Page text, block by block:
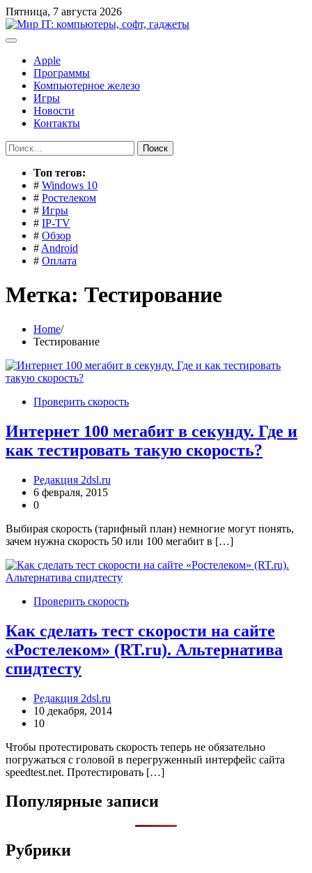
Перейти
к
содержимому
Пятница, 7 августа 2026
Apple
Программы
Компьютерное железо
Игры
Новости
Контакты
Найти:
Toп тегов:
# Windows 10
# Ростелеком
# Игры
# IP-TV
# Обзор
# Android
# Оплата
Метка: Тестирование
Home
Тестирование
Проверить скорость
Интернет 100 мегабит в секунду. Где и
как тестировать такую скорость?
Редакция 2dsl.ru
6 февраля, 2015
0
Выбирая скорость (тарифный план) немногие могут понять,
зачем нужна скорость 50 или 100 мегабит в […]
Проверить скорость
Как сделать тест скорости на сайте
«Ростелеком» (RT.ru). Альтернатива
спидтесту
Редакция 2dsl.ru
10 декабря, 2014
10
Чтобы протестировать скорость теперь не обязательно
погружаться с головой в перегруженный интерфейс сайта
speedtest.net. Протестировать […]
Популярные записи
Рубрики